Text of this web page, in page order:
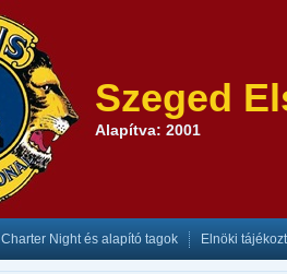
Szeged
Alapítva: 2001
Charter Night és alapító tagok Elnöki